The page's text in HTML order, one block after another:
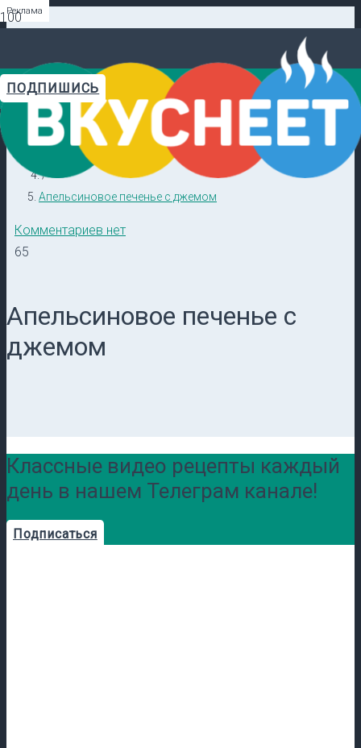
ПОДПИШИСЬ
Видеорецепты в ТГ →
Главная
/
Кулинарные секреты
/
Апельсиновое печенье с джемом
Комментариев нет
65
Апельсиновое печенье с
джемом
Классные видео рецепты каждый
день в нашем Телеграм канале!
Подписаться
Реклама
Реклама
Реклама
Реклама
Реклама
Реклама